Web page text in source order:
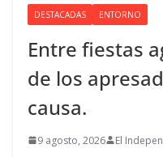
DESTACADAS ENTORNO
Entre fiestas
de los
causa.
9 agosto, 2026 El